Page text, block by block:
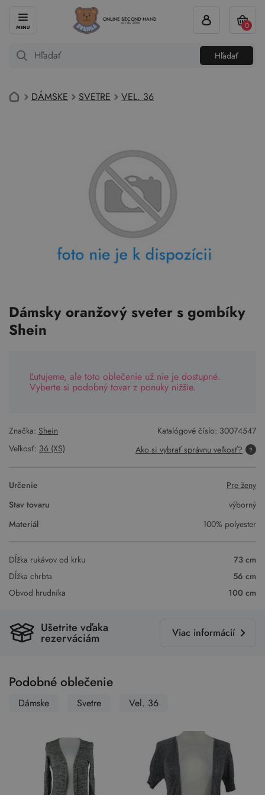
ONLINE SECOND HAND
od roku 2004
Hľadať
0
DÁMSKE SVETRE VEL. 36
Dámsky oranžový sveter s gombíky
Shein
Ľutujeme, ale toto oblečenie už nie je dostupné.
Vyberte si podobný tovar z ponuky nižšie.
Značka: Shein Katalógové číslo: 30074547
Veľkosť: 36 (XS) Ako si vybrať správnu veľkosť?
Určenie
Pre ženy
Stav tovaru
výborný
Materiál
100% polyester
Dĺžka rukávov od krku
73 cm
Dĺžka chrbta
56 cm
Obvod hrudníka
100 cm
Ušetrite vďaka
rezerváciám Viac informácií
Podobné oblečenie
Dámske Svetre Vel. 36